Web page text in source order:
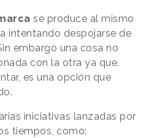
se produce al mismo
intentando despojarse de
embargo una cosa no
con la otra ya que,
es una opción que
iniciativas lanzadas por
tiempos, como: